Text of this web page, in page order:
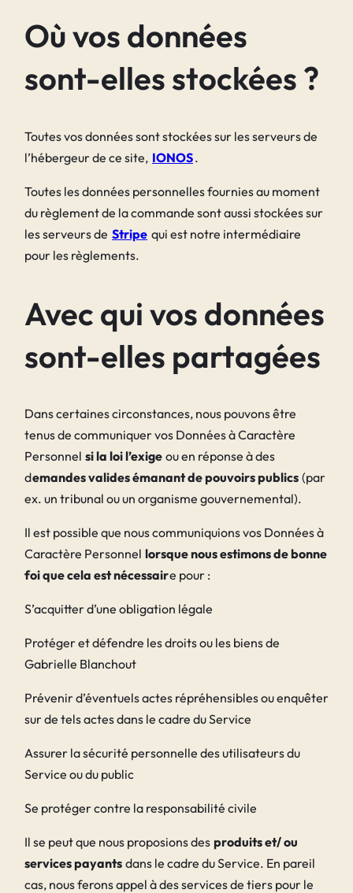
Où vos données
sont-elles stockées ?
Toutes vos données sont stockées sur les serveurs de
l’hébergeur de ce site, IONOS.
Toutes les données personnelles fournies au moment
du règlement de la commande sont aussi stockées sur
les serveurs de Stripe qui est notre intermédiaire
pour les règlements.
Avec qui vos données
sont-elles partagées
Dans certaines circonstances, nous pouvons être
tenus de communiquer vos Données à Caractère
Personnel si la loi l’exige ou en réponse à des
demandes valides émanant de pouvoirs publics (par
ex. un tribunal ou un organisme gouvernemental).
Il est possible que nous communiquions vos Données à
Caractère Personnel lorsque nous estimons de bonne
foi que cela est nécessaire pour :
S’acquitter d’une obligation légale
Protéger et défendre les droits ou les biens de
Gabrielle Blanchout
Prévenir d’éventuels actes répréhensibles ou enquêter
sur de tels actes dans le cadre du Service
Assurer la sécurité personnelle des utilisateurs du
Service ou du public
Se protéger contre la responsabilité civile
Il se peut que nous proposions des produits et/ ou
services payants dans le cadre du Service. En pareil
cas, nous ferons appel à des services de tiers pour le